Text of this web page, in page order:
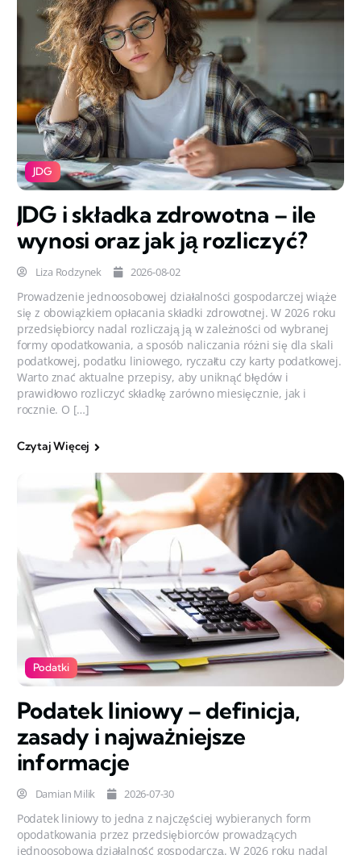
JDG
JDG i składka zdrowotna – ile
wynosi oraz jak ją rozliczyć?
Liza Rodzynek 2026-08-02
Prowadzenie jednoosobowej działalności gospodarczej wiąże
się z obowiązkiem opłacania składki zdrowotnej. W 2026 roku
przedsiębiorcy nadal rozliczają ją w zależności od wybranej
formy opodatkowania, a sposób naliczania różni się dla skali
podatkowej, podatku liniowego, ryczałtu czy karty podatkowej.
Warto znać aktualne przepisy, aby uniknąć błędów i
prawidłowo rozliczyć składkę zarówno miesięcznie, jak i
rocznie. O […]
Czytaj Więcej
Podatki
Podatek liniowy – definicja,
zasady i najważniejsze
informacje
Damian Milik 2026-07-30
Podatek liniowy to jedna z najczęściej wybieranych form
opodatkowania przez przedsiębiorców prowadzących
jednoosobową działalność gospodarczą. W 2026 roku nadal